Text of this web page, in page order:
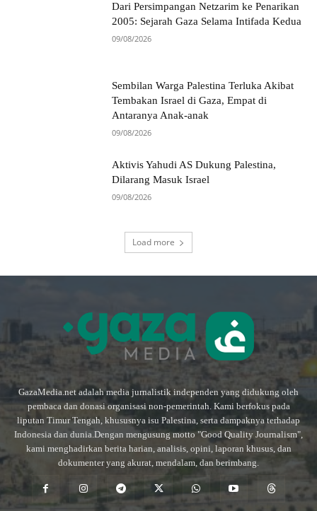
Dari Persimpangan Netzarim ke Penarikan
2005: Sejarah Gaza Selama Intifada Kedua
09/08/2026
Sembilan Warga Palestina Terluka Akibat
Tembakan Israel di Gaza, Empat di
Antaranya Anak-anak
09/08/2026
Aktivis Yahudi AS Dukung Palestina,
Dilarang Masuk Israel
09/08/2026
Load more
GazaMedia.net adalah media jurnalistik independen yang didukung oleh
pembaca dan donasi organisasi non-pemerintah. Kami berfokus pada
liputan Timur Tengah, khususnya isu Palestina, serta dampaknya terhadap
Indonesia dan dunia.Dengan mengusung motto "Good Quality Journalism",
kami menghadirkan berita harian, analisis, opini, laporan khusus, dan
dokumenter yang akurat, mendalam, dan berimbang.